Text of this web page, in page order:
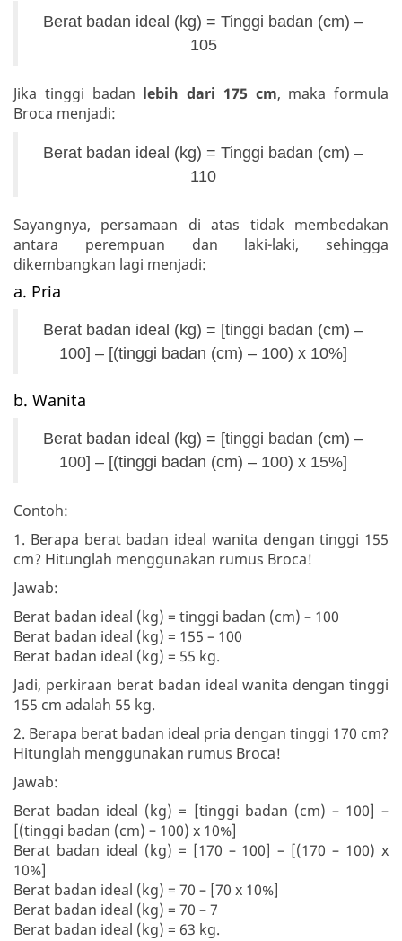
Berat badan ideal (kg) = Tinggi badan (cm) –
105
Jika tinggi badan lebih dari 175 cm, maka formula
Broca menjadi:
Berat badan ideal (kg) = Tinggi badan (cm) –
110
Sayangnya, persamaan di atas tidak membedakan
antara perempuan dan laki-laki, sehingga
dikembangkan lagi menjadi:
a. Pria
Berat badan ideal (kg) = [tinggi badan (cm) –
100] – [(tinggi badan (cm) – 100) x 10%]
b. Wanita
Berat badan ideal (kg) = [tinggi badan (cm) –
100] – [(tinggi badan (cm) – 100) x 15%]
Contoh:
1. Berapa berat badan ideal wanita dengan tinggi 155
cm? Hitunglah menggunakan rumus Broca!
Jawab:
Berat badan ideal (kg) = tinggi badan (cm) – 100
Berat badan ideal (kg) = 155 – 100
Berat badan ideal (kg) = 55 kg.
Jadi, perkiraan berat badan ideal wanita dengan tinggi
155 cm adalah 55 kg.
2. Berapa berat badan ideal pria dengan tinggi 170 cm?
Hitunglah menggunakan rumus Broca!
Jawab:
Berat badan ideal (kg) = [tinggi badan (cm) – 100] –
[(tinggi badan (cm) – 100) x 10%]
Berat badan ideal (kg) = [170 – 100] – [(170 – 100) x
10%]
Berat badan ideal (kg) = 70 – [70 x 10%]
Berat badan ideal (kg) = 70 – 7
Berat badan ideal (kg) = 63 kg.